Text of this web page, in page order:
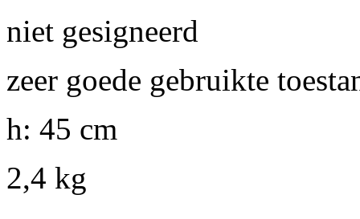
niet gesigneerd
zeer goede gebruikte
h: 45 cm
2,4 kg